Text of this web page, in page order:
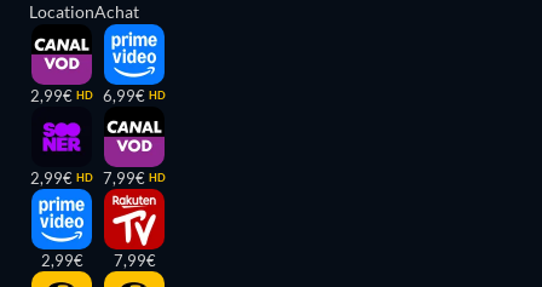
Location
2,99€ HD
2,99€ HD
2,99€
Achat
6,99€ HD
7,99€ HD
7,99€